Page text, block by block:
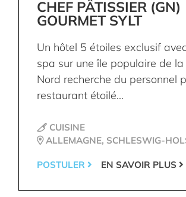
CHEF PÂTISSIER (GN)
GOURMET SYLT
Un hôtel 5 étoiles exclusif
spa sur une île populaire de
Nord recherche du personnel
restaurant étoilé...
CUISINE
ALLEMAGNE, SCHLESWIG-
POSTULER EN SAVOIR PLUS